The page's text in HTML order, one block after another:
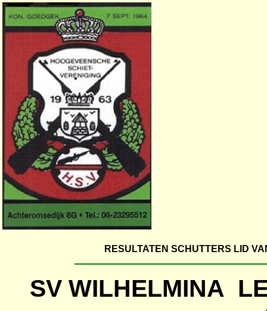
RESULTATEN SCHUTTERS LID
SV WILHELMINA